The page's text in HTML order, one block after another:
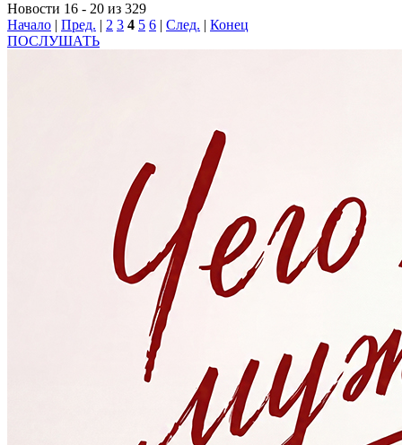
Новости 16 - 20 из 329
Начало | Пред. | 2 3 4 5 6 | След. | Конец
ПОСЛУШАТЬ